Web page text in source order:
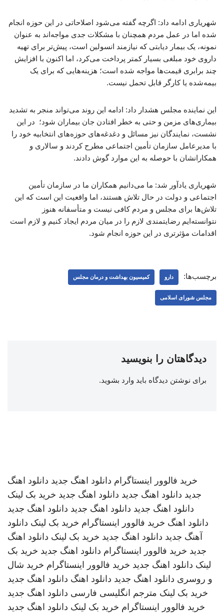
شهریاری ادامه داد: اگرچه گفته می‌شود اصلاحاتی در این حوزه انجام
شده اما در عمل مردم همچنان با مشکلات جدی مواجه‌اند به عنوان
نمونه، یک بیمار دیابتی که نیازمند انسولین است، پیش‌تر برای تهیه
داروی خود مبلغی بسیار کمتر پرداخت می‌کرد، اما اکنون با افزایش
چند برابری قیمت‌ها مواجه شده است؛ هزینه‌هایی که برای یک
بیمه‌شده یا کارگر قابل تحمل نیست.
این نماینده مجلس هشدار داد: ادامه این روند می‌تواند منجر به تشدید
بیماری‌های مزمن و حتی به خطر افتادن جان بیماران شود؛ در این
نشست، نمایندگان نیز مسائل و دغدغه‌های حوزه‌های انتخابیه خود را
با مدیرعامل سازمان تأمین اجتماعی مطرح کردند و سالاری و
همکارانشان با حوصله به این موارد گوش دادند.
شهریاری یادآور شد: ما می‌دانیم همکاران ما در سازمان تأمین
اجتماعی و دولت در حال تلاش هستند، اما واقعیت این است که این
تلاش‌ها برای مجلس و مردم کافی نیست و متأسفانه هنوز
نتوانسته‌ایم رضایتمندی لازم را در میان مردم ایجاد کنیم و لازم است
اقدامات مؤثرتری در این حوزه انجام شود.
برچسب‌ها: دارو کمیسیون بهداشت و درمان مجلس
مجلس شورای اسلامی
دیدگاهتان را بنویسید
برای نوشتن دیدگاه باید وارد بشوید.
خرید فالوور اینستاگرام دانلود اهنگ جدید دانلود اهنگ
جدید دانلود اهنگ جدید دانلود اهنگ جدید خرید بک لینک
دانلود اهنگ جدید دانلود اهنگ جدید دانلود اهنگ جدید
دانلود اهنگ خرید فالوور اینستاگرام خرید بک لینک دانلود
آهنگ جدید دانلود اهنگ جدید خرید بک لینک دانلود اهنگ
جدید خرید فالوور اینستاگرام دانلود اهنگ جدید خرید بک
لینک دانلود اهنگ جدید خرید فالوور اینستاگرام خرید شال
و روسری دانلود اهنگ جدید دانلود اهنگ دانلود اهنگ جدید
خرید بک لینک مترجم انگلیسی فارسی دانلود اهنگ جدید
خرید فالوور اینستاگرام خرید بک لینک دانلود اهنگ جدید